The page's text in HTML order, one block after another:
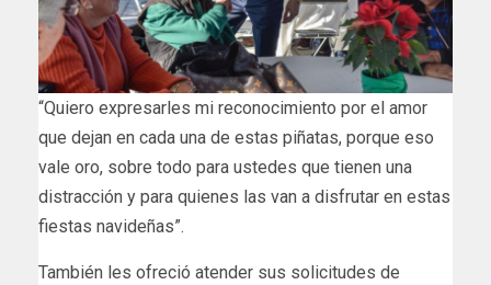
“Quiero expresarles mi reconocimiento por el amor
que dejan en cada una de estas piñatas, porque eso
vale oro, sobre todo para ustedes que tienen una
distracción y para quienes las van a disfrutar en estas
fiestas navideñas”.
También les ofreció atender sus solicitudes de